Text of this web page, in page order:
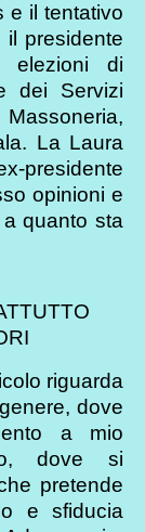
e il tentativo
presidente
elezioni di
dei Servizi
La Laura
presidente
opinioni e
quanto sta
riguarda
dove
a mio
dove si
pretende
e sfiducia